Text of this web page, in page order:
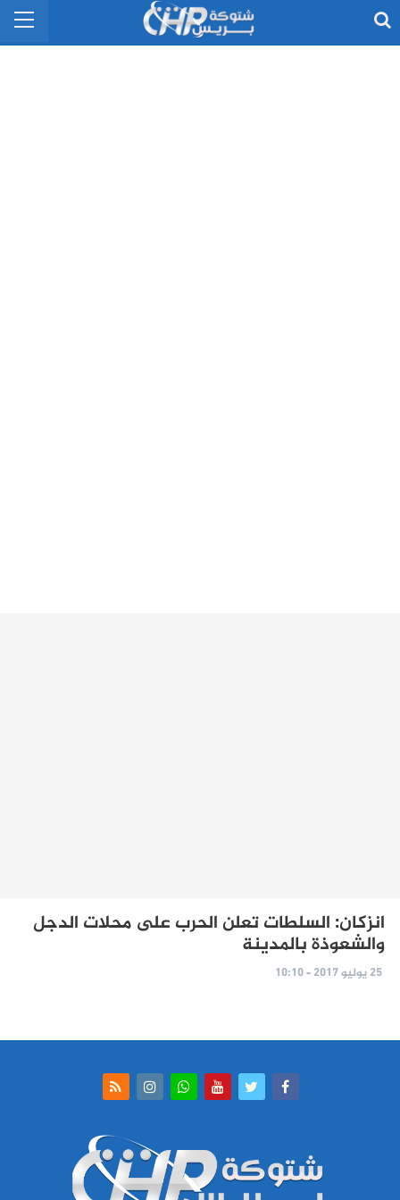
انزكان: السلطات تعلن الحرب على محلات الدجل
والشعوذة بالمدينة
25 يوليو 2017 - 10:10